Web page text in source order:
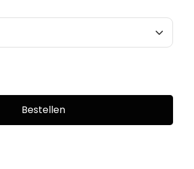
Bestellen